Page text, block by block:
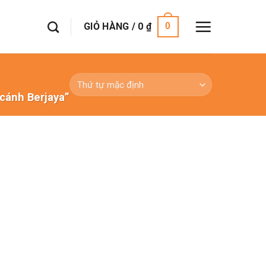
GIỎ HÀNG / 0₫ 0
Berjaya”